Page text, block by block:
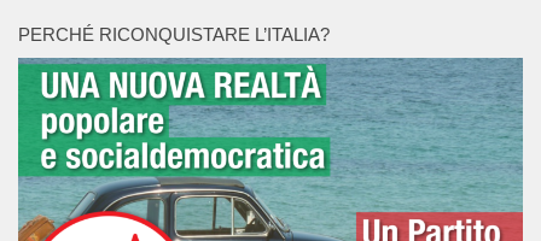
PERCHÉ RICONQUISTARE L’ITALIA?